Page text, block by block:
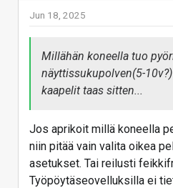
Jun 18, 2025
Millähän koneella tuo
näyttissukupolven(5-
kaapelit taas sitten...
Jos aprikoit millä koneella
niin pitää vain valita oikea
asetukset. Tai reilusti
Työpöytäseovelluksilla ei